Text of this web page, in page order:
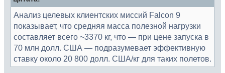
Анализ целевых клиентских миссий Falcon 9
показывает, что средняя масса полезной нагрузки
составляет всего ~3370 кг, что — при цене запуска в
70 млн долл. США — подразумевает эффективную
ставку около 20 800 долл. США/кг для таких полетов.